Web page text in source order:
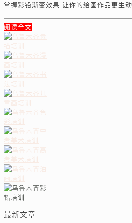
掌握彩铅渐变效果 让你的绘画作品更生动
阅读全文
最新文章